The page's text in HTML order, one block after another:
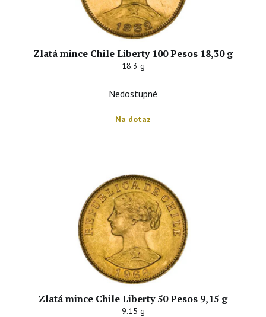
Zlatá mince Chile Liberty 100 Pesos 18,30 g
18.3 g
Nedostupné
Na dotaz
Zlatá mince Chile Liberty 50 Pesos 9,15 g
9.15 g